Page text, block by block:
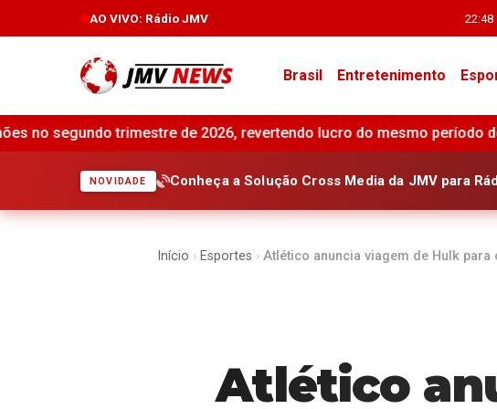
AO VIVO: Rádio JMV 22:48
Brasil Entretenimento
revertendo lucro do mesmo período do ano anterior • Inação frente
NOVIDADE Conheça a Solução Cross Media da JMV para
Início › Esportes › Atlético anuncia viagem de Hulk
Atlético